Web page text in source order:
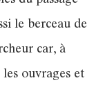
le berceau de
car, à
ouvrages et